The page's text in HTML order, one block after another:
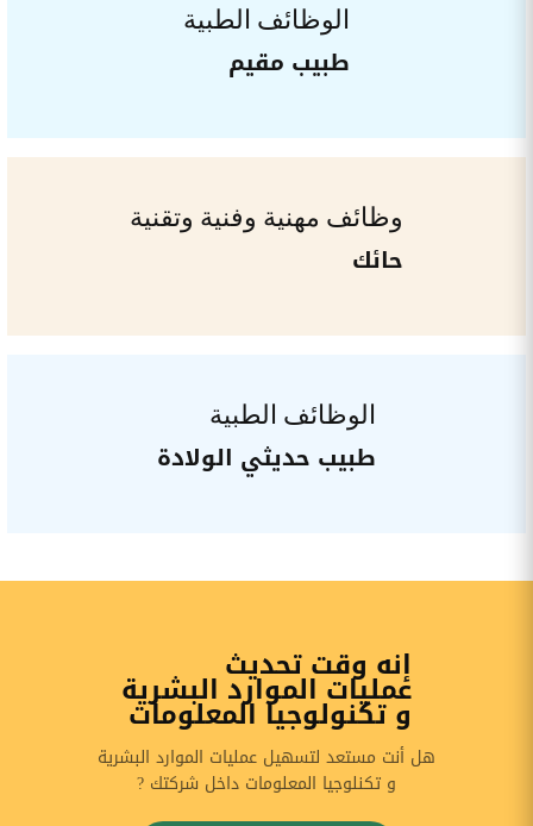
الوظائف الطبية
طبيب مقيم
وظائف مهنية وفنية وتقنية
حائك
الوظائف الطبية
طبيب حديثي الولادة
إنه وقت تحديث
عمليات الموارد البشرية
و تكنولوجيا المعلومات
هل أنت مستعد لتسهيل عمليات الموارد البشرية
و تكنلوجيا المعلومات داخل شركتك ?